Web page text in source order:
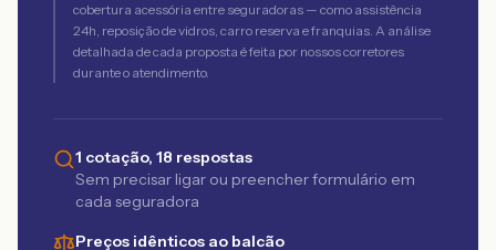
cobertura acessória entre seguradoras — como assistência
24h, reposição de vidros, carro reserva e franquias. A análise
detalhada de cada proposta é feita por nossos corretores
durante o atendimento.
1 cotação, 18 respostas
Sem precisar ligar ou preencher formulário em
cada seguradora
Preços idênticos ao balcão